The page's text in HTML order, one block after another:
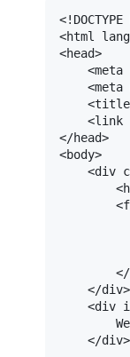
<!DOCTYPE
<html lang
<head>
<meta
<meta
<title
<link
</head>
<body>
<div
<
<
</
</div>
<div
</div>